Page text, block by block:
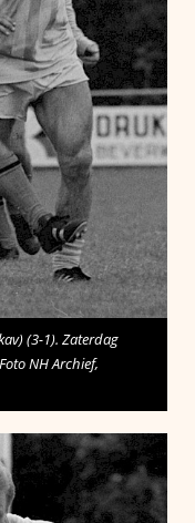
(3-1). Zaterdag
NH Archief,